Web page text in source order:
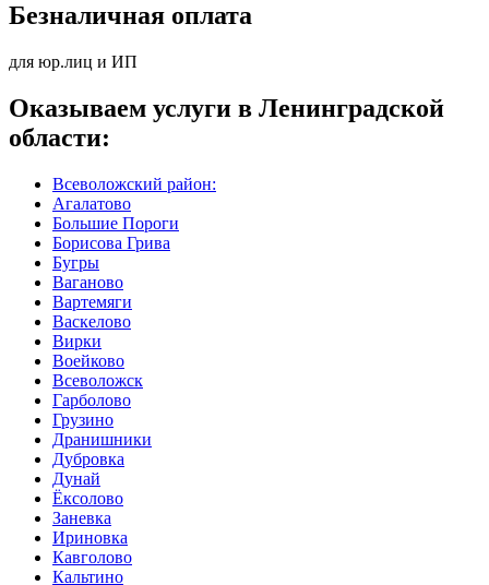
Безналичная оплата
для юр.лиц и ИП
Оказываем услуги в Ленинградской
области:
Всеволожский район:
Агалатово
Большие Пороги
Борисова Грива
Бугры
Ваганово
Вартемяги
Васкелово
Вирки
Воейково
Всеволожск
Гарболово
Грузино
Дранишники
Дубровка
Дунай
Ёксолово
Заневка
Ириновка
Кавголово
Кальтино